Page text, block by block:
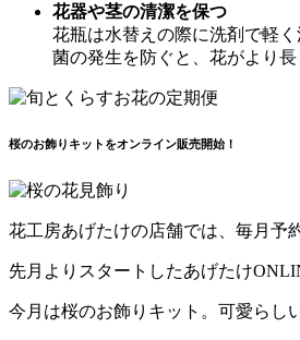
花器や茎の清潔を保つ
花瓶は水替えの際に洗剤で軽
菌の発生を防ぐと、花がより長
桜のお飾りキットをオンライン販売開始！
花工房あげたけの店舗では、毎月予
先月よりスタートしたあげたけ
今月は桜のお飾りキット。可愛らし